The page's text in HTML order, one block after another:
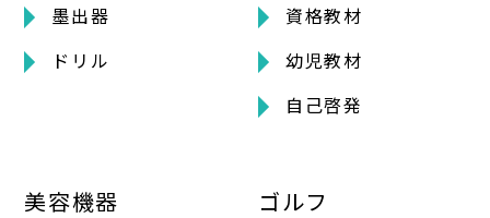
墨出器
ドリル
資格教材
幼児教材
自己啓発
美容機器 ゴルフ